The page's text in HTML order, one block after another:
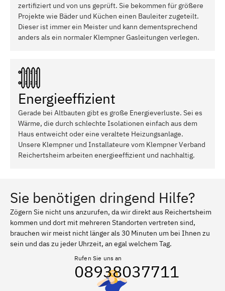
zertifiziert und von uns geprüft. Sie bekommen für größere
Projekte wie Bäder und Küchen einen Bauleiter zugeteilt.
Dieser ist immer ein Meister und kann dementsprechend
anders als ein normaler Klempner Gasleitungen verlegen.
Energieeffizient
Gerade bei Altbauten gibt es große Energieverluste. Sei es
Wärme, die durch schlechte Isolationen einfach aus dem
Haus entweicht oder eine veraltete Heizungsanlage.
Unsere Klempner und Installateure vom Klempner Verband
Reichertsheim arbeiten energieeffizient und nachhaltig.
Sie benötigen dringend Hilfe?
Zögern Sie nicht uns anzurufen, da wir direkt aus Reichertsheim
kommen und dort mit mehreren Standorten vertreten sind,
brauchen wir meist nicht länger als 30 Minuten um bei Ihnen zu
sein und das zu jeder Uhrzeit, an egal welchem Tag.
Rufen Sie uns an
08938037711